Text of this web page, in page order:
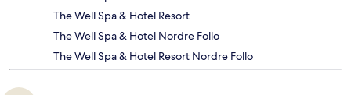
The Well Spa & Hotel Resort
The Well Spa & Hotel Nordre Follo
The Well Spa & Hotel Resort Nordre Follo